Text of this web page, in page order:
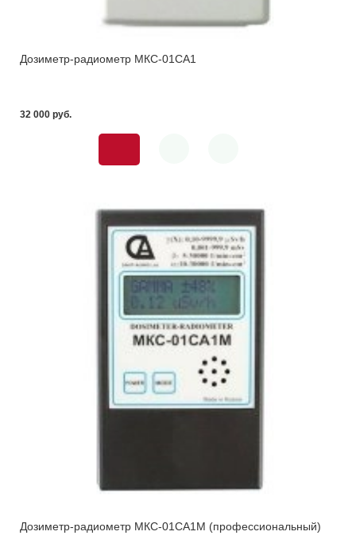
Дозиметр-радиометр МКС-01СА1
32 000 pуб.
Дозиметр-радиометр МКС-01СА1М (профессиональный)